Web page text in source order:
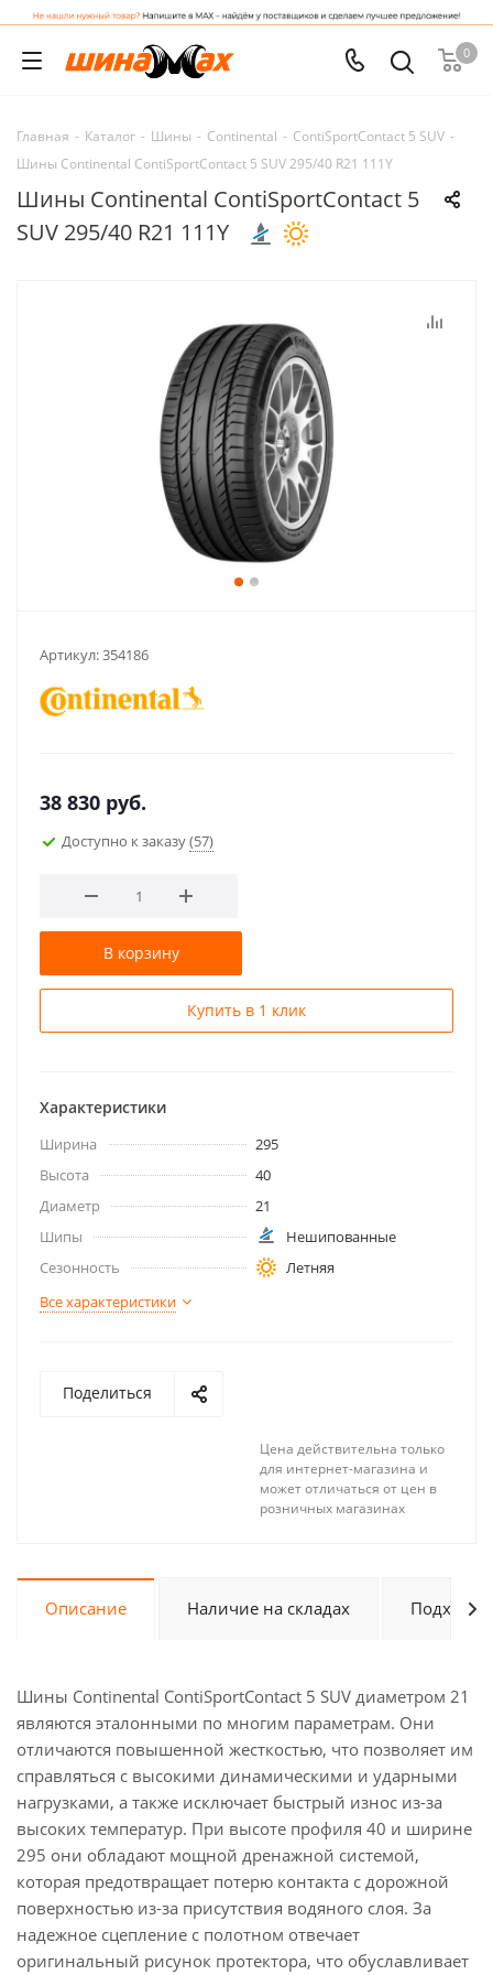
0
Главная - Каталог - Шины - Continental - ContiSportContact 5 SUV -
Шины Continental ContiSportContact 5 SUV 295/40 R21 111Y
Шины Continental ContiSportContact 5
SUV 295/40 R21 111Y
Артикул:354186
38 830 руб.
Доступно к заказу(57)
В корзину
Купить в 1 клик
Характеристики
Ширина
295
Высота
40
Диаметр
21
Шипы
Нешипованные
Сезонность
Летняя
Все характеристики
Поделиться
Цена действительна только
для интернет-магазина и
может отличаться от цен в
розничных магазинах
Описание Наличие на складах Подходит
Шины Continental ContiSportContact 5 SUV диаметром 21
являются эталонными по многим параметрам. Они
отличаются повышенной жесткостью, что позволяет им
справляться с высокими динамическими и ударными
нагрузками, а также исключает быстрый износ из-за
высоких температур. При высоте профиля 40 и ширине
295 они обладают мощной дренажной системой,
которая предотвращает потерю контакта с дорожной
поверхностью из-за присутствия водяного слоя. За
надежное сцепление с полотном отвечает
оригинальный рисунок протектора, что обуславливает